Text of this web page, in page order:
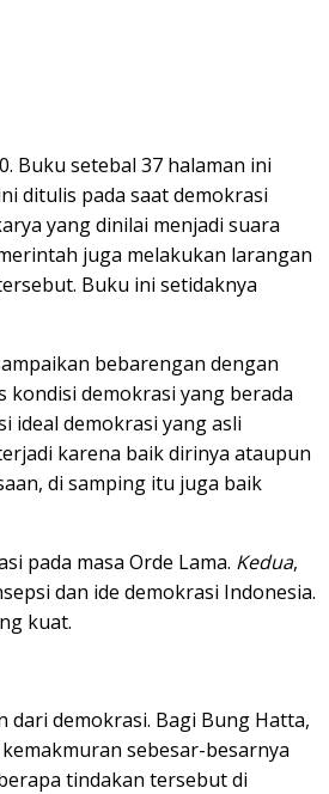
Buku setebal 37 halaman ini
ditulis pada saat demokrasi
yang dinilai menjadi suara
juga melakukan larangan
Buku ini setidaknya
bebarengan dengan
demokrasi yang berada
ideal demokrasi yang asli
karena baik dirinya ataupun
di samping itu juga baik
pada masa Orde Lama. Kedua,
dan ide demokrasi Indonesia.
kuat.
demokrasi. Bagi Bung Hatta,
sebesar-besarnya
tindakan tersebut di